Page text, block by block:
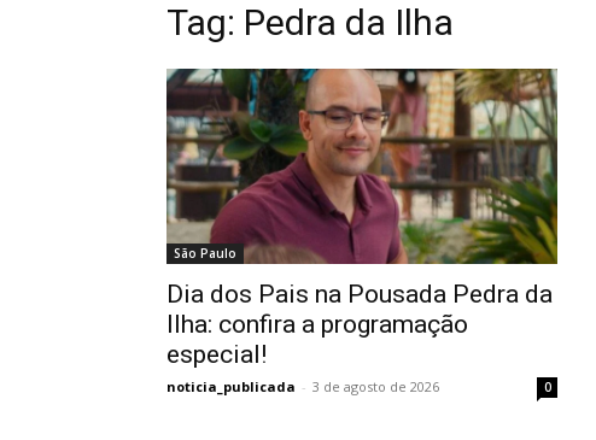
Tag: Pedra da Ilha
São Paulo
Dia dos Pais na Pousada Pedra da
Ilha: confira a programação
especial!
noticia_publicada - 3 de agosto de 2026 0